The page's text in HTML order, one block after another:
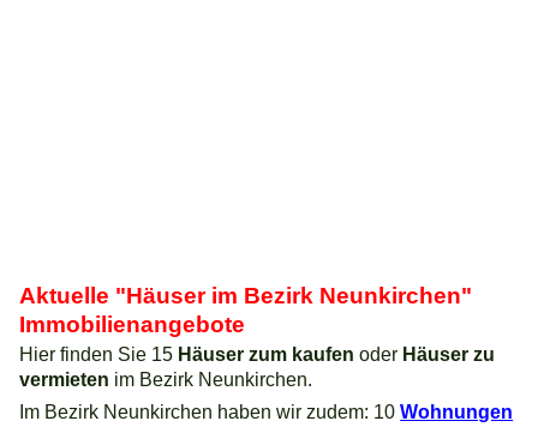
Aktuelle "Häuser im Bezirk Neunkirchen"
Immobilienangebote
Hier finden Sie 15 Häuser zum kaufen oder Häuser zu
vermieten im Bezirk Neunkirchen.
Im Bezirk Neunkirchen haben wir zudem: 10Wohnungen